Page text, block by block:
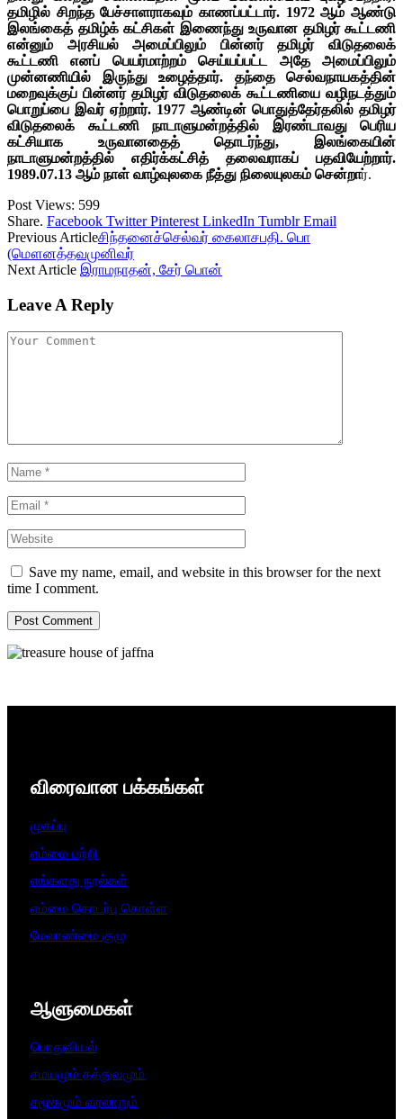
தமிழில் சிறந்த பேச்சாளராகவும் காணப்பட்டார். 1972 ஆம் ஆண்டு
இலங்கைத் தமிழ்க் கட்சிகள் இணைந்து உருவான தமிழர் கூட்டணி
என்னும் அரசியல் அமைப்பிலும் பின்னர் தமிழர் விடுதலைக்
கூட்டணி எனப் பெயர்மாற்றம் செய்யப்பட்ட அதே அமைப்பிலும்
முன்னணியில் இருந்து உழைத்தார். தந்தை செல்வநாயகத்தின்
மறைவுக்குப் பின்னர் தமிழர் விடுதலைக் கூட்டணியை வழிநடத்தும்
பொறுப்பை இவர் ஏற்றார். 1977 ஆண்டின் பொதுத்தேர்தலில் தமிழர்
விடுதலைக் கூட்டணி நாடாளுமன்றத்தில் இரண்டாவது பெரிய
கட்சியாக உருவானதைத் தொடர்ந்து, இலங்கையின்
நாடாளுமன்றத்தில் எதிர்க்கட்சித் தலைவராகப் பதவியேற்றார்.
1989.07.13 ஆம் நாள் வாழ்வுலகை நீத்து நிலையுலகம் சென்றார்.
Post Views: 599
Share. Facebook Twitter Pinterest LinkedIn Tumblr Email
Previous Articleசிந்தனைச்செல்வர் கைலாசபதி. பொ
(மௌனத்தவமுனிவர்
Next Article இராமநாதன், சேர் பொன்
Leave A Reply
Save my name, email, and website in this browser for the next
time I comment.
விரைவான பக்கங்கள்
முகப்பு
எம்மை பற்றி
எங்களது நூல்கள்
எம்மை தொடர்பு கொள்ள
மேலாண்மை குழு
ஆளுமைகள்​
பொதுவியல்
சமயமும் தத்துவமும்
சமூகமும் வரலாறும்